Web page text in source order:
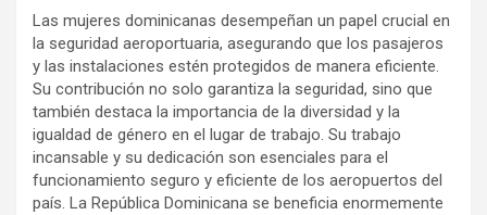
Las mujeres dominicanas desempeñan un papel crucial en
la seguridad aeroportuaria, asegurando que los pasajeros
y las instalaciones estén protegidos de manera eficiente.
Su contribución no solo garantiza la seguridad, sino que
también destaca la importancia de la diversidad y la
igualdad de género en el lugar de trabajo. Su trabajo
incansable y su dedicación son esenciales para el
funcionamiento seguro y eficiente de los aeropuertos del
país. La República Dominicana se beneficia enormemente